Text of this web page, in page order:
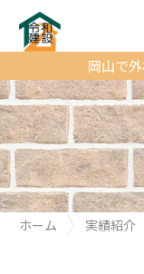
岡山で
ホーム
実績紹介